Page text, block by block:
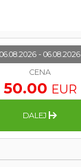
06.08.2026 - 06.08.2026
CENA
50.00 EUR
DALEJ